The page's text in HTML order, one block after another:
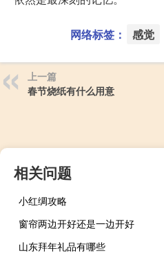
网络标签： 感觉
上一篇
春节烧纸有什么用意
相关问题
小红绸攻略
窗帘两边开好还是一边开好
山东拜年礼品有哪些